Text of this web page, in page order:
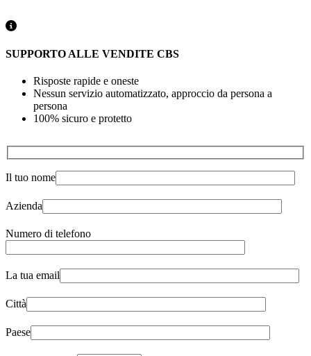
SUPPORTO ALLE VENDITE CBS
Risposte rapide e oneste
Nessun servizio automatizzato, approccio da persona a
persona
100% sicuro e protetto
Il tuo nome
Azienda
Numero di telefono
La tua email
Città
Paese